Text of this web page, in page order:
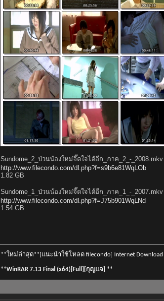
Sundome_2_ป่วนน้องใหม่จี๊ดใจได้อีก_ภาค_2_-_2008.mkv
http://www.filecondo.com/dl.php?f=s9b6e81WqLOb
1.82 GB
Sundome_1_ป่วนน้องใหม่จี๊ดใจได้อีก_ภาค_1_-_2007.mkv
http://www.filecondo.com/dl.php?f=J75b901WqLNd
1.54 GB
**ใหม่ล่าสุด**[แนะนำใช้โหลด filecondo] Internet Download
**WinRAR 7.13 Final (x64)[Full][กุญแจ] **